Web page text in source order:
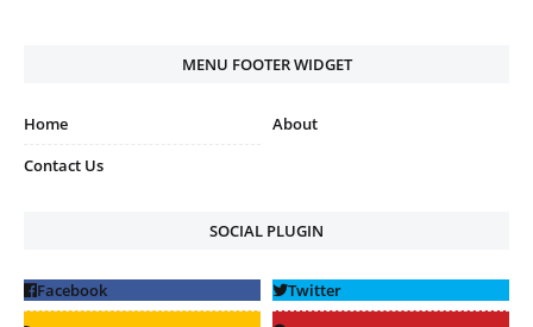
MENU FOOTER WIDGET
Home
About
Contact Us
SOCIAL PLUGIN